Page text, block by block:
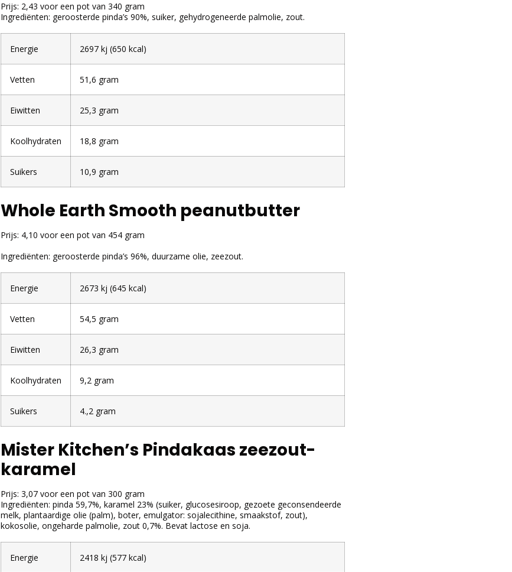
Prijs: 2,43 voor een pot van 340 gram
Ingrediënten: geroosterde pinda’s 90%, suiker, gehydrogeneerde palmolie, zout.
Energie 2697 kj (650 kcal)
Vetten 51,6 gram
Eiwitten 25,3 gram
Koolhydraten 18,8 gram
Suikers 10,9 gram
Whole Earth Smooth peanutbutter
Prijs: 4,10 voor een pot van 454 gram
Ingrediënten: geroosterde pinda’s 96%, duurzame olie, zeezout.
Energie 2673 kj (645 kcal)
Vetten 54,5 gram
Eiwitten 26,3 gram
Koolhydraten 9,2 gram
Suikers 4.,2 gram
Mister Kitchen’s Pindakaas zeezout-
karamel
Prijs: 3,07 voor een pot van 300 gram
Ingrediënten: pinda 59,7%, karamel 23% (suiker, glucosesiroop, gezoete geconsendeerde
melk, plantaardige olie (palm), boter, emulgator: sojalecithine, smaakstof, zout),
kokosolie, ongeharde palmolie, zout 0,7%. Bevat lactose en soja.
Energie 2418 kj (577 kcal)